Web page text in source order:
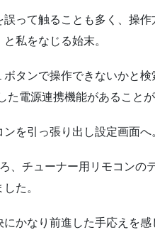
って触ることも多く、操
私をなじる始末。
タンで操作できないかと
電源連携機能があることが
を引っ張り出し設定画面へ
、チューナー用リモコンの
た。
かなり前進した手応えを感